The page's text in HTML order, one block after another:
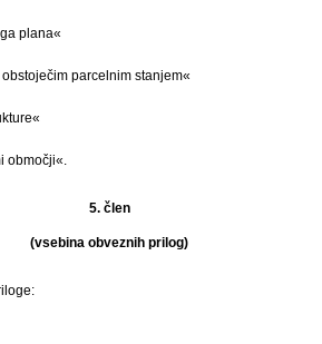
plana«
parcelnim stanjem«
območji«.
5. člen
(vsebina obveznih prilog)